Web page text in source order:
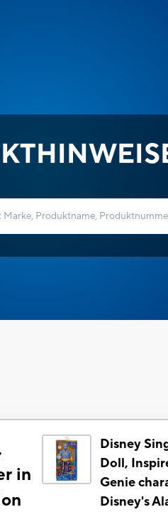
in
Disney
Doll,
Genie
Disney's